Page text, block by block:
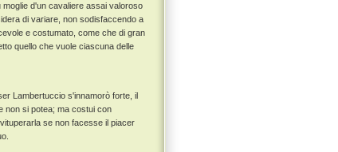
moglie d'un cavaliere assai valoroso
di variare, non sodisfaccendo a
e costumato, come che di gran
quello che vuole ciascuna delle
Lambertuccio s'innamorò forte, il
non si potea; ma costui con
se non facesse il piacer